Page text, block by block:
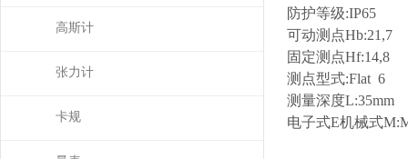
高斯计
张力计
卡规
防护等级:IP65
可动测点Hb:21,7
固定测点Hf:14,8
测点型式:Flat 6
测量深度L:35mm
电子式E机械式